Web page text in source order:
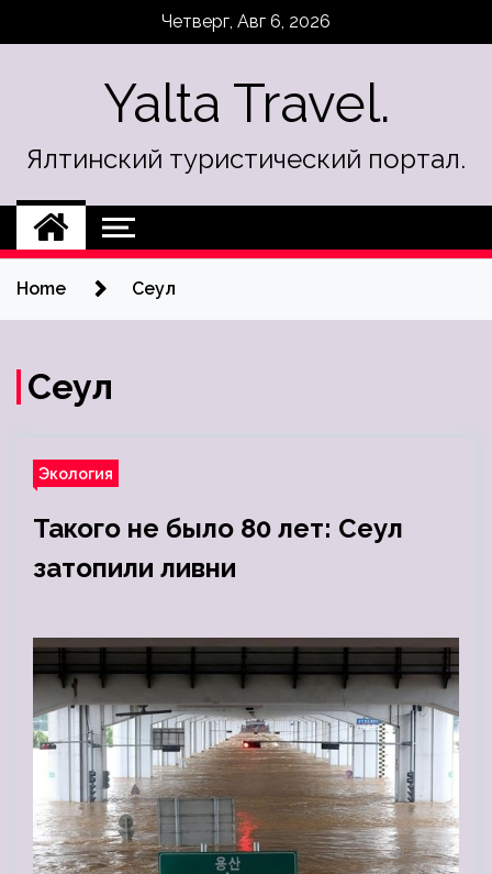
Четверг, Авг 6, 2026
Yalta Travel.
Ялтинский туристический портал.
Home Сеул
Сеул
Экология
Такого не было 80 лет: Сеул
затопили ливни